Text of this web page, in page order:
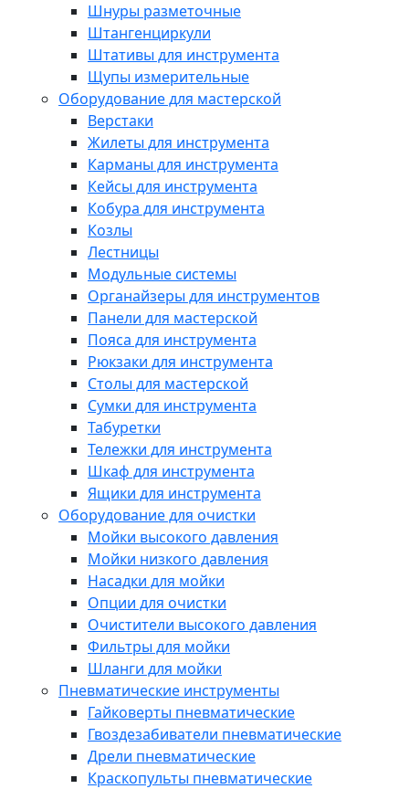
Шнуры разметочные
Штангенциркули
Штативы для инструмента
Щупы измерительные
Оборудование для мастерской
Верстаки
Жилеты для инструмента
Карманы для инструмента
Кейсы для инструмента
Кобура для инструмента
Козлы
Лестницы
Модульные системы
Органайзеры для инструментов
Панели для мастерской
Пояса для инструмента
Рюкзаки для инструмента
Столы для мастерской
Сумки для инструмента
Табуретки
Тележки для инструмента
Шкаф для инструмента
Ящики для инструмента
Оборудование для очистки
Мойки высокого давления
Мойки низкого давления
Насадки для мойки
Опции для очистки
Очистители высокого давления
Фильтры для мойки
Шланги для мойки
Пневматические инструменты
Гайковерты пневматические
Гвоздезабиватели пневматические
Дрели пневматические
Краскопульты пневматические